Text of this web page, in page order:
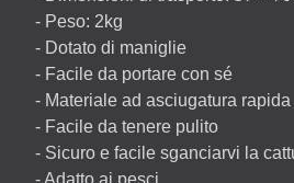
- Peso: 2kg
- Dotato di maniglie
- Facile da portare con sé
- Materiale ad asciugatura rapida
- Facile da tenere pulito
- Sicuro e facile sganciarvi la
- Adatto ai pesci